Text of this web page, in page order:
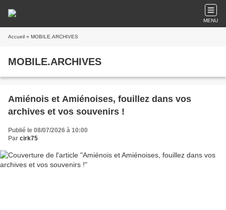
MENU
Accueil » MOBILE.ARCHIVES
MOBILE.ARCHIVES
Amiénois et Amiénoises, fouillez dans vos
archives et vos souvenirs !
Publié le 08/07/2026 à 10:00
Par cirk75